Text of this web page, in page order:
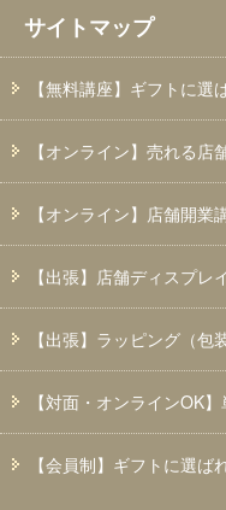
サイトマップ
【無料講座】ギフトに
【オンライン】売れる店
【オンライン】店舗開業
【出張】店舗ディスプ
【出張】ラッピング（包
【対面・オンラインOK
【会員制】ギフトに選